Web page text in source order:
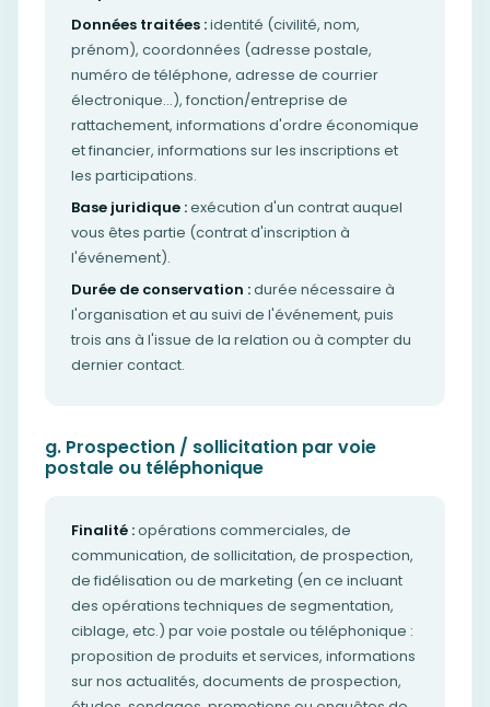
Données traitées :identité (civilité, nom,
prénom), coordonnées (adresse postale,
numéro de téléphone, adresse de courrier
électronique…), fonction/entreprise de
rattachement, informations d'ordre économique
et financier, informations sur les inscriptions et
les participations.
Base juridique :exécution d'un contrat auquel
vous êtes partie (contrat d'inscription à
l'événement).
Durée de conservation :durée nécessaire à
l'organisation et au suivi de l'événement, puis
trois ans à l'issue de la relation ou à compter du
dernier contact.
g. Prospection / sollicitation par voie
postale ou téléphonique
Finalité :opérations commerciales, de
communication, de sollicitation, de prospection,
de fidélisation ou de marketing (en ce incluant
des opérations techniques de segmentation,
ciblage, etc.) par voie postale ou téléphonique :
proposition de produits et services, informations
sur nos actualités, documents de prospection,